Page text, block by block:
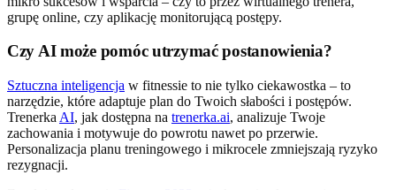
grupę online, czy aplikację monitorującą postępy.
Czy AI może pomóc utrzymać postanowienia?
Sztuczna inteligencja w fitnessie to nie tylko ciekawostka – to
narzędzie, które adaptuje plan do Twoich słabości i postępów.
Trenerka AI, jak dostępna na trenerka.ai, analizuje Twoje
zachowania i motywuje do powrotu nawet po przerwie.
Personalizacja planu treningowego i mikrocele zmniejszają ryzyko
rezygnacji.